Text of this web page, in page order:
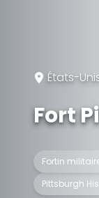
États-
Fort
Fortin
Pittsburgh